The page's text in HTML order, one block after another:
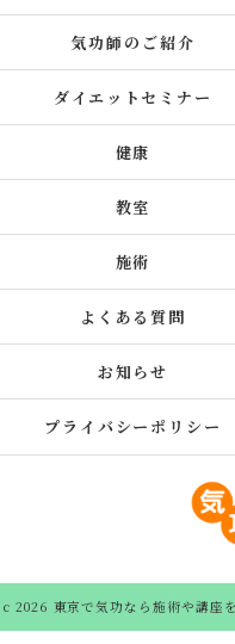
気功師のご紹介
ダイエットセミナー
健康
教室
施術
よくある質問
お知らせ
プライバシーポリシー
c 2026 東京で気功なら施術や講